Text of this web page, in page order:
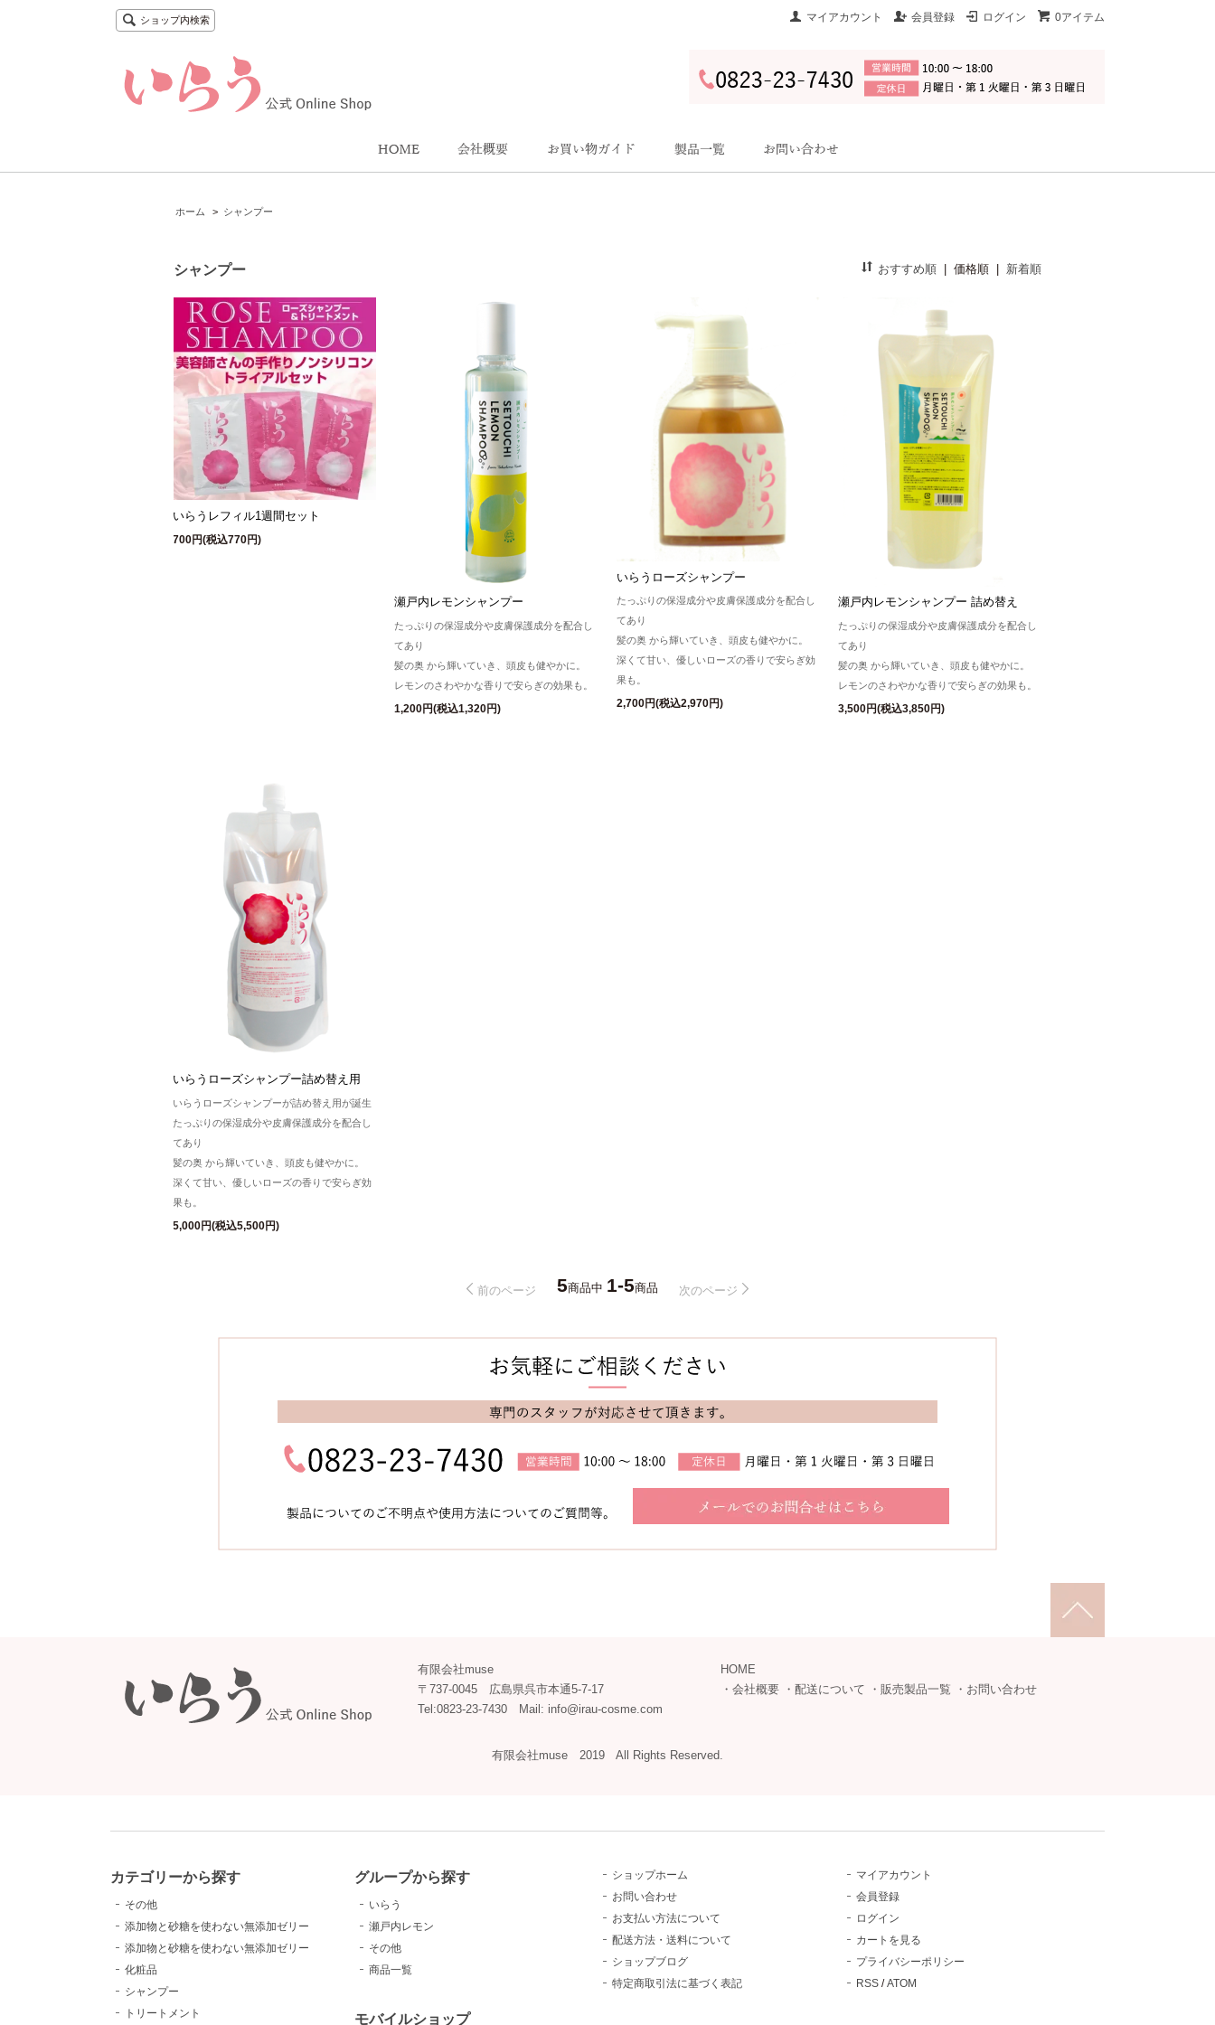
0アイテム
ログイン
会員登録
マイアカウント
ショップ内検索
ホーム > シャンプー
シャンプー おすすめ順 | 価格順 | 新着順
いらうレフィル1週間セット
700円(税込770円)
瀬戸内レモンシャンプー
たっぷりの保湿成分や皮膚保護成分を配合し
てあり
髪の奥 から輝いていき、頭皮も健やかに。
レモンのさわやかな香りで安らぎの効果も。
1,200円(税込1,320円)
いらうローズシャンプー
たっぷりの保湿成分や皮膚保護成分を配合し
てあり
髪の奥 から輝いていき、頭皮も健やかに。
深くて甘い、優しいローズの香りで安らぎ効
果も。
2,700円(税込2,970円)
瀬戸内レモンシャンプー 詰め替え
たっぷりの保湿成分や皮膚保護成分を配合し
てあり
髪の奥 から輝いていき、頭皮も健やかに。
レモンのさわやかな香りで安らぎの効果も。
3,500円(税込3,850円)
いらうローズシャンプー詰め替え用
いらうローズシャンプーが詰め替え用が誕生
たっぷりの保湿成分や皮膚保護成分を配合し
てあり
髪の奥 から輝いていき、頭皮も健やかに。
深くて甘い、優しいローズの香りで安らぎ効
果も。
5,000円(税込5,500円)
前のページ 5商品中 1-5商品 次のページ
有限会社muse
〒737-0045 広島県呉市本通5-7-17
Tel:0823-23-7430 Mail: info@irau-cosme.com
HOME
・ 会社概要 ・ 配送について ・ 販売製品一覧 ・ お問い合わせ
有限会社muse 2019 All Rights Reserved.
カテゴリーから探す
その他
添加物と砂糖を使わない無添加ゼリー
添加物と砂糖を使わない無添加ゼリー
化粧品
シャンプー
トリートメント
グループから探す
いらう
瀬戸内レモン
その他
商品一覧
ショップホーム
お問い合わせ
お支払い方法について
配送方法・送料について
ショップブログ
特定商取引法に基づく表記
マイアカウント
会員登録
ログイン
カートを見る
プライバシーポリシー
RSS/ATOM
モバイルショップ